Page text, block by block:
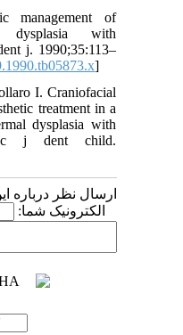
شکل 6: تحویل دنچر به بیمار
بحث:
بازسازی دهانی در
جهت حل مشکلات
کردن، جویدن و
عمودی و ساژیتال
از برجسته ترین
اکتودرمال
در دوران کودکی،
متکی به ایمپلنت
میشوند؛ ولی
management of
dysplasia with
j. 1990;35:113–
I. Craniofacial
treatment in a
dysplasia with
j dent child.
ارسال نظر درباره
الکترونیک شما: